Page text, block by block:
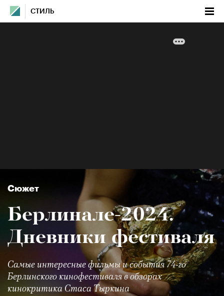
СТИЛЬ
Сюжет
Берлинале-2024.
Дневники фестиваля
Самые интересные фильмы и события 74-го
Берлинского кинофестиваля в обзорах
кинокритика Стаса Тыркина